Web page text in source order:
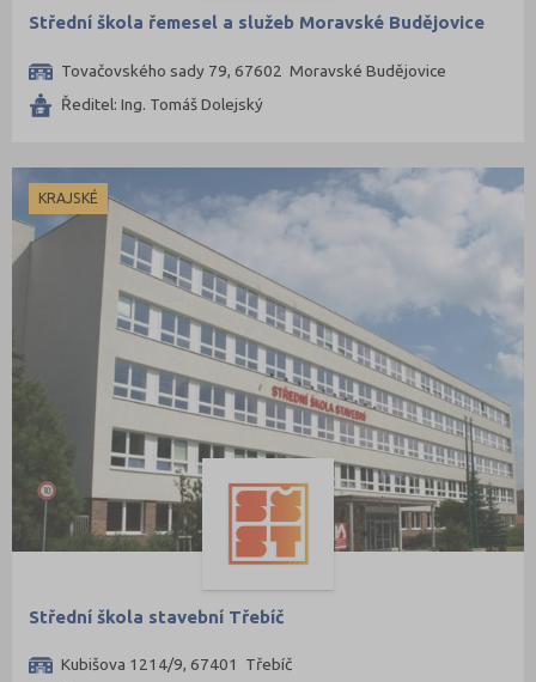
Střední škola řemesel a služeb Moravské Budějovice
Tovačovského sady 79, 67602 Moravské Budějovice
Ředitel: Ing. Tomáš Dolejský
KRAJSKÉ
Střední škola stavební Třebíč
Kubišova 1214/9, 67401 Třebíč